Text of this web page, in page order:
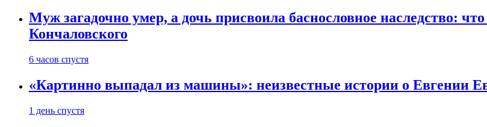
Муж загадочно умер, а дочь присвоила баснословное наследство:
Кончаловского
6 часов спустя
«Картинно выпадал из машины»: неизвестные истории о Евгении
1 день спустя